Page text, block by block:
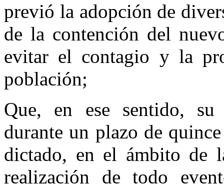
previó la adopción de
de la contención del
evitar el contagio y la
población;
Que, en ese sentido, su
durante un plazo de
dictado, en el ámbito de
realización de todo